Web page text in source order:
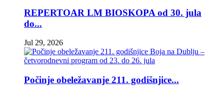
REPERTOAR LM BIOSKOPA od 30. jula
do...
Jul 29, 2026
Počinje obeležavanje 211. godišnjice...